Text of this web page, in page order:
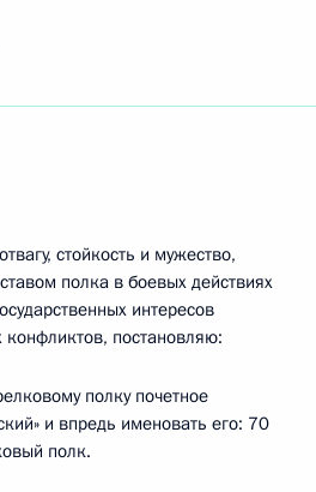
стойкость и мужество,
полка в боевых действиях
интересов
постановляю:
полку почетное
и впредь именовать его: 70
полк.